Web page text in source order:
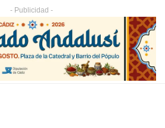
- Publicidad -